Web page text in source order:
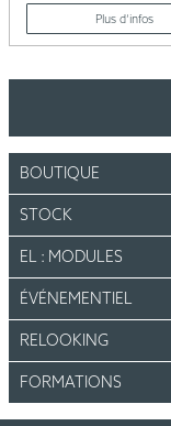
Plus d’infos
BOUTIQUE
STOCK
EL : MODULES
ÉVÉNEMENTIEL
RELOOKING
FORMATIONS